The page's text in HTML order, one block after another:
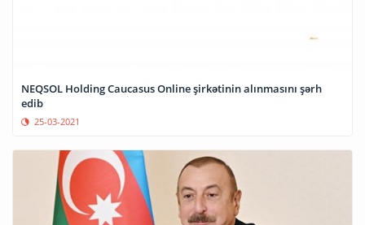
NEQSOL Holding Caucasus Online şirkətinin alınmasını şərh
edib
25-03-2021